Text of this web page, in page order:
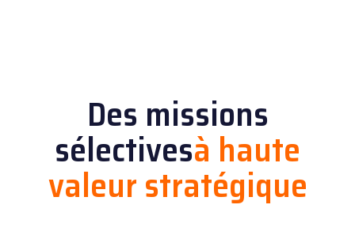
Des missions
sélectivesà haute
valeur stratégique